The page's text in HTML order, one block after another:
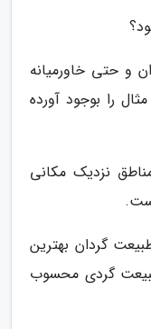
و حتی خاورمیانه
را بوجود آورده
نزدیک مکانی
گردان بهترین
گردی محسوب